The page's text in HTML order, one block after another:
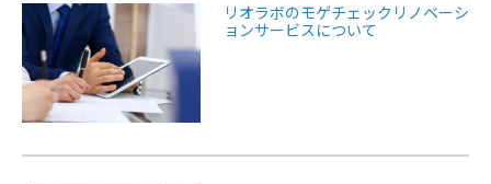
リオラボのモゲチェックリノベーシ
ョンサービスについて